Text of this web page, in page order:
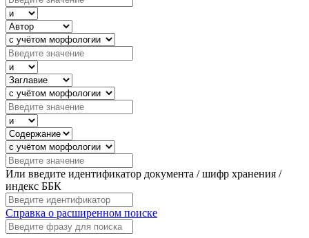
Или введите идентификатор документа / шифр хранения /
индекс ББК
Справка о расширенном поиске